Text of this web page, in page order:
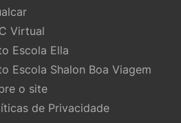
Virtual
Escola Ella
Escola Shalon Boa Viagem
o site
de Privacidade